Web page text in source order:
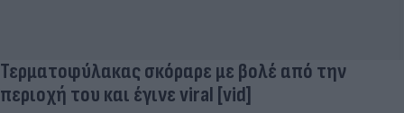
Τερματοφύλακας σκόραρε με βολέ από την
περιοχή του και έγινε viral [vid]